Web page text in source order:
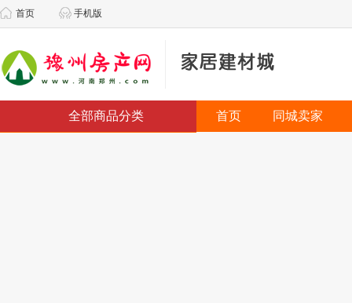
首页 手机版
全部商品分类 首页 同城卖家